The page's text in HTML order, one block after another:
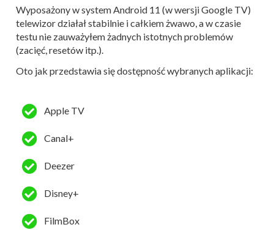
Wyposażony w system Android 11 (w wersji Google TV)
telewizor działał stabilnie i całkiem żwawo, a w czasie
testu nie zauważyłem żadnych istotnych problemów
(zacięć, resetów itp.).
Oto jak przedstawia się dostępność wybranych aplikacji:
Apple TV
Canal+
Deezer
Disney+
FilmBox